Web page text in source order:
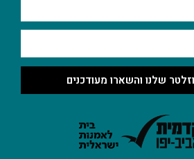
שלנו והשארו מעודכנים